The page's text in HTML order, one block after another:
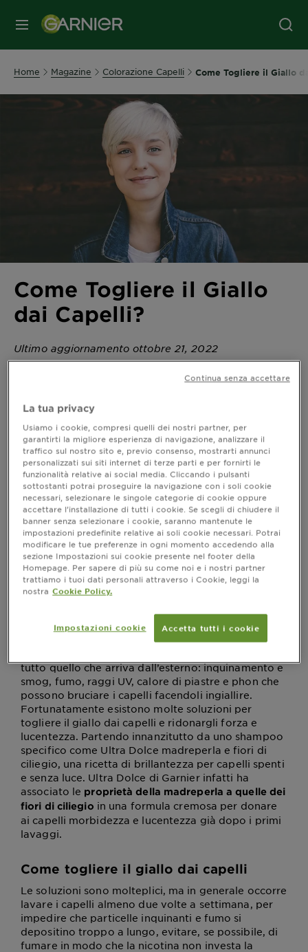
MENU
Home Magazine Colorazione Capelli Come Togliere il Giallo
Come Togliere il Giallo
dai Capelli?
Ultimo aggiornamento ottobre 21, 2022
il tempo. Scopri i suggerimenti per preservare la loro
Come Togliere il Giallo dai Capelli?
Spesso i capelli grigi tendono a ingiallire con il
tempo. Ecco alcuni suggerimenti per preservare la
loro bellezza e lucentezza naturale.
Capelli grigi: consigli per togliere il
giallo
Di base, i capelli diventano bianchi o grigi quando
la melanina comincia a ridursi o sparisce del tutto,
causando una depigmentazione del fusto. Ma
perché poi gli stessi capelli grigi o bianchi tendono
a ingiallire?
Sostanzialmente perché quando il capello perde i
tutto quello che arriva dall’esterno: inquinamento e
smog, fumo, raggi UV, calore di piastre e phon che
possono bruciare i capelli facendoli ingiallire.
Fortunatamente esistono molte soluzioni per
togliere il giallo dai capelli e ridonargli forza e
lucentezza. Partendo innanzitutto da uno shampoo
specifico come Ultra Dolce madreperla e fiori di
ciliegio, una ricetta di brillantezza per capelli spenti
e senza luce. Ultra Dolce di Garnier infatti ha
associato le proprietà della madreperla a quelle dei
fiori di ciliegio in una formula cremosa per donare
ai capelli morbidezza e lucentezza già dopo i primi
lavaggi.
Come togliere il giallo dai capelli
Le soluzioni sono molteplici, ma in generale occorre
lavare i capelli almeno due volte a settimana, per
impedire che particelle inquinanti e fumo si
depositino troppo a lungo, evitare, se possibile, di
fumare in modo che la nicotina non investa la
La tua privacy
Usiamo i cookie, compresi quelli dei nostri partner, per
garantirti la migliore esperienza di navigazione, analizzare il
traffico sul nostro sito e, previo consenso, mostrarti annunci
personalizzati sui siti internet di terze parti e per fornirti le
funzionalità relative ai social media. Cliccando i pulsanti
sottostanti potrai proseguire la navigazione con i soli cookie
necessari, selezionare le singole categorie di cookie oppure
accettare l’installazione di tutti i cookie. Se scegli di chiudere il
banner senza selezionare i cookie, saranno mantenute le
impostazioni predefinite relative ai soli cookie necessari. Potrai
modificare le tue preferenze in ogni momento accedendo alla
sezione Impostazioni sui cookie presente nel footer della
Homepage. Per sapere di più su come noi e i nostri partner
trattiamo i tuoi dati personali attraverso i Cookie, leggi la
nostra Cookie Policy.
Impostazioni cookie Accetta tutti i cookie
Continua senza accettare